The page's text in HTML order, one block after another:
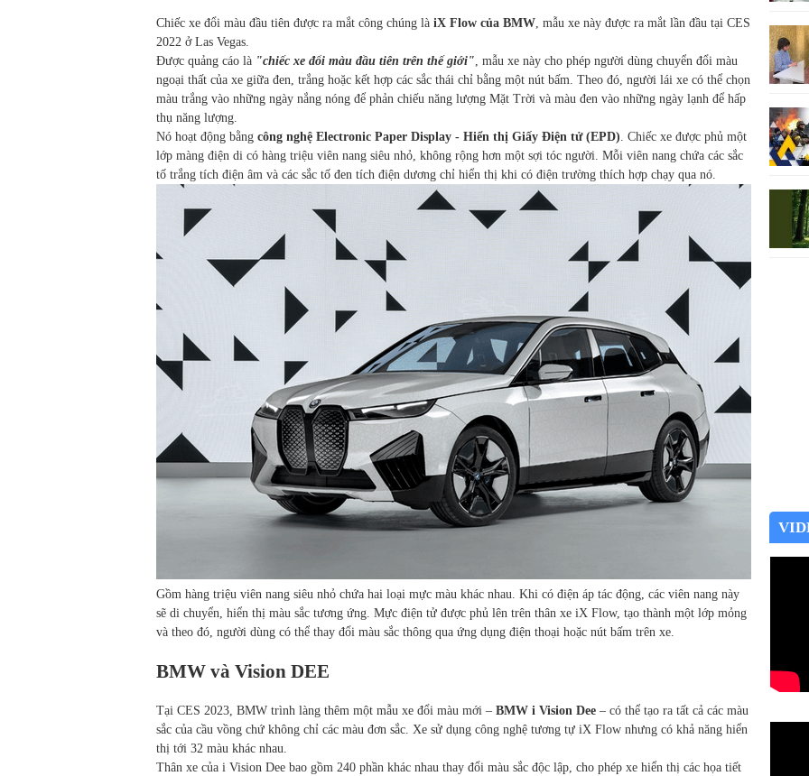
Chiếc xe đổi màu đầu tiên được ra mắt công chúng là iX Flow của BMW, mẫu xe này được ra mắt lần đầu tại CES
2022 ở Las Vegas.
Được quảng cáo là "chiếc xe đổi màu đầu tiên trên thế giới", mẫu xe này cho phép người dùng chuyển đổi màu
ngoại thất của xe giữa đen, trắng hoặc kết hợp các sắc thái chỉ bằng một nút bấm. Theo đó, người lái xe có thể chọn
màu trắng vào những ngày nắng nóng để phản chiếu năng lượng Mặt Trời và màu đen vào những ngày lạnh để hấp
thụ năng lượng.
Nó hoạt động bằng công nghệ Electronic Paper Display - Hiển thị Giấy Điện tử (EPD). Chiếc xe được phủ một
lớp màng điện di có hàng triệu viên nang siêu nhỏ, không rộng hơn một sợi tóc người. Mỗi viên nang chứa các sắc
tố trắng tích điện âm và các sắc tố đen tích điện dương chỉ hiển thị khi có điện trường thích hợp chạy qua nó.
Gồm hàng triệu viên nang siêu nhỏ chứa hai loại mực màu khác nhau. Khi có điện áp tác động, các viên nang này
sẽ di chuyển, hiển thị màu sắc tương ứng. Mực điện tử được phủ lên trên thân xe iX Flow, tạo thành một lớp mỏng
và theo đó, người dùng có thể thay đổi màu sắc thông qua ứng dụng điện thoại hoặc nút bấm trên xe.
BMW và Vision DEE
Tại CES 2023, BMW trình làng thêm một mẫu xe đổi màu mới – BMW i Vision Dee – có thể tạo ra tất cả các màu
sắc của cầu vồng chứ không chỉ các màu đơn sắc. Xe sử dụng công nghệ tương tự iX Flow nhưng có khả năng hiển
thị tới 32 màu khác nhau.
Thân xe của i Vision Dee bao gồm 240 phần khác nhau thay đổi màu sắc độc lập, cho phép xe hiển thị các họa tiết